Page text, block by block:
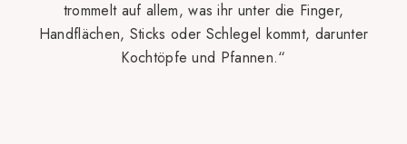
trommelt auf allem, was ihr unter die Finger,
Handflächen, Sticks oder Schlegel kommt, darunter
Kochtöpfe und Pfannen.“